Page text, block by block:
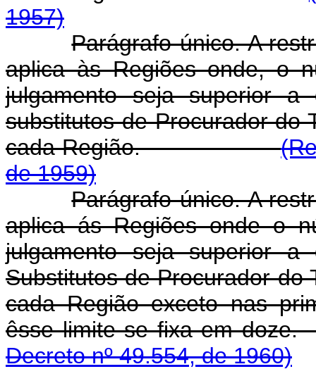
1957)
Parágrafo único. A
aplica às Regiões onde, o
julgamento seja superior a
substitutos de Procurador do
cada Região.
de 1959)
Parágrafo único. A
aplica ás Regiões onde o
julgamento seja superior a
Substitutos de Procurador do
cada Região exceto nas
êsse limite se fixa
Decreto nº 49.554, de 1960)